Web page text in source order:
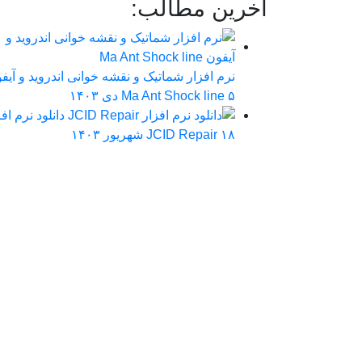
آخرین مطالب:
نرم افزار شماتیک و نقشه خوانی اندروید و
Ma Ant Shock line ۵ دی ۱۴۰۳
دانلود نرم
JCID Repair ۱۸ شهریور ۱۴۰۳